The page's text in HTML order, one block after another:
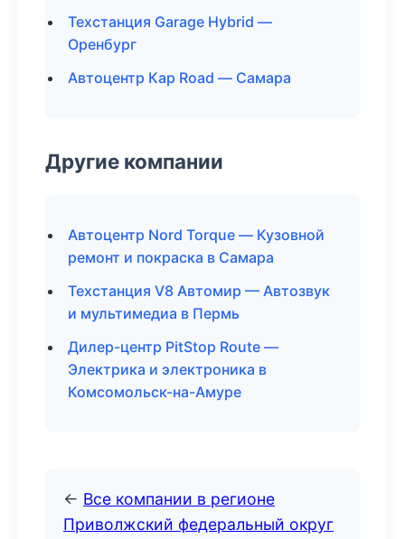
Техстанция Garage Hybrid —
Оренбург
Автоцентр Кар Road — Самара
Другие компании
Автоцентр Nord Torque — Кузовной
ремонт и покраска в Самара
Техстанция V8 Автомир — Автозвук
и мультимедиа в Пермь
Дилер-центр PitStop Route —
Электрика и электроника в
Комсомольск-на-Амуре
← Все компании в регионе
Приволжский федеральный округ